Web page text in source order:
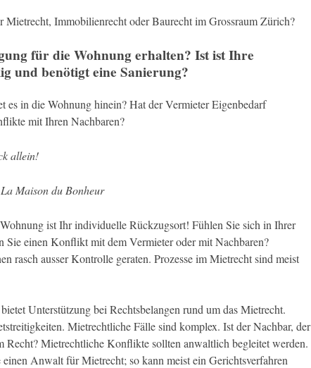
Mietrecht, Immobilienrecht oder Baurecht im Grossraum Zürich?
für die Wohnung erhalten? Ist ist Ihre
und benötigt eine Sanierung?
es in die Wohnung hinein? Hat der Vermieter Eigenbedarf
mit Ihren Nachbaren?
allein!
Maison du Bonheur
ist Ihr individuelle Rückzugsort! Fühlen Sie sich in Ihrer
Sie einen Konflikt mit dem Vermieter oder mit Nachbaren?
rasch ausser Kontrolle geraten. Prozesse im Mietrecht sind meist
Unterstützung bei Rechtsbelangen rund um das Mietrecht.
Mietrechtliche Fälle sind komplex. Ist der Nachbar, der
Recht? Mietrechtliche Konflikte sollten anwaltlich begleitet werden.
Anwalt für Mietrecht; so kann meist ein Gerichtsverfahren